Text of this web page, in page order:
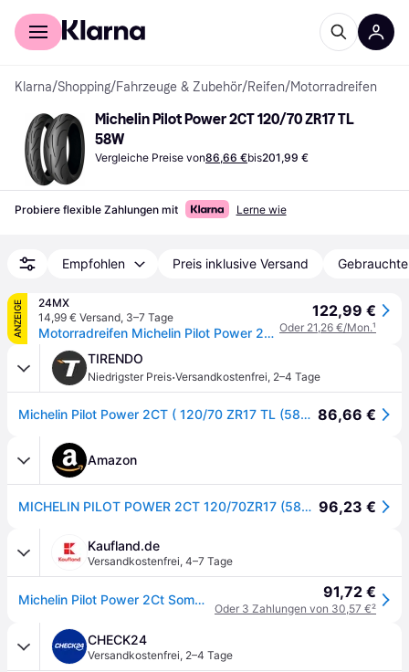
Für Shopper
Klarna/Shopping/Fahrzeuge & Zubehör/Reifen/Motorradreifen
Michelin Pilot Power 2CT 120/70 ZR17 TL
58W
Vergleiche Preise von86,66 €bis201,99 €
Probiere flexible Zahlungen mit Lerne wie
Empfohlen Preis inklusive Versand
ANZEIGE
24MX
14,99 € Versand, 3–7 Tage
Motorradreifen Michelin Pilot Power 2CT Vorne
122,99 €
Oder 21,26 €/Mon.¹
TIRENDO
Niedrigster Preis·Versandkostenfrei, 2–4 Tage
Michelin Pilot Power 2CT ( 120/70 ZR17 TL (58W) M/C, Vorderrad ) 86,66 €
Amazon
MICHELIN PILOT POWER 2CT 120/70ZR17 (58W) - Vorderseite Reifen 96,23 €
Kaufland.de
Versandkostenfrei, 4–7 Tage
Michelin Pilot Power 2Ct Sommerreifen 120/70 R17 58W Motorradreifen Supersport Strasse Reifen 91,72 €
Oder 3 Zahlungen von 30,57 €²
CHECK24
Versandkostenfrei, 2–4 Tage